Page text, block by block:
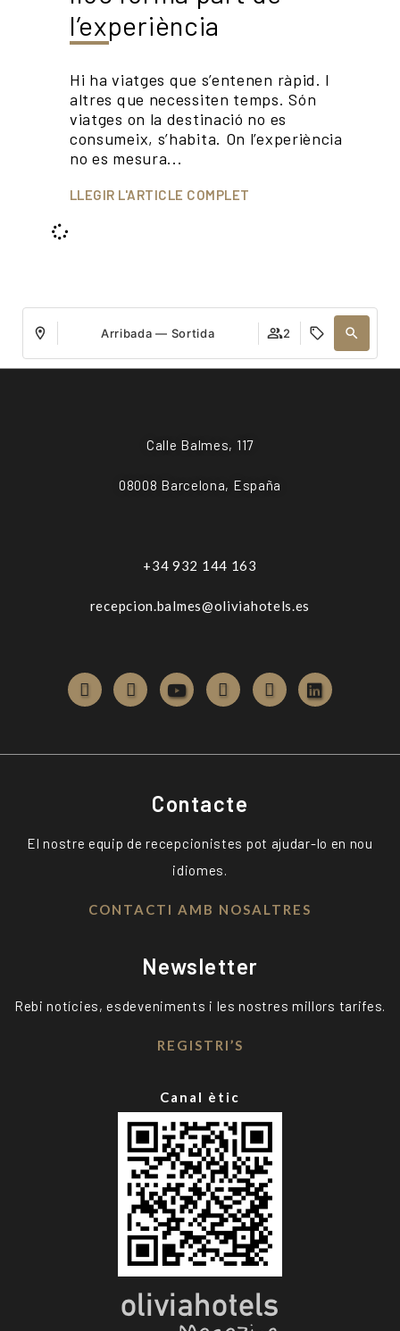
l’experiència
Hi ha viatges que s’entenen ràpid. I
altres que necessiten temps. Són
viatges on la destinació no es
consumeix, s’habita. On l’experiència
no es mesura...
LLEGIR L'ARTICLE COMPLET
Arribada — Sortida 2
Calle Balmes, 117
08008 Barcelona, España
+34 932 144 163
recepcion.balmes@oliviahotels.es
Contacte
El nostre equip de recepcionistes pot ajudar-lo en nou
idiomes.
CONTACTI AMB NOSALTRES
Newsletter
Rebi notícies, esdeveniments i les nostres millors tarifes.
REGISTRI’S
Canal ètic